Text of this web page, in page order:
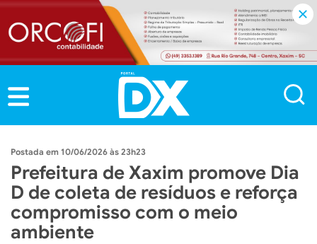
10/06/2026 às 23h23
Prefeitura de Xaxim promove Dia
D de coleta de resíduos e reforça
compromisso com o meio
ambiente